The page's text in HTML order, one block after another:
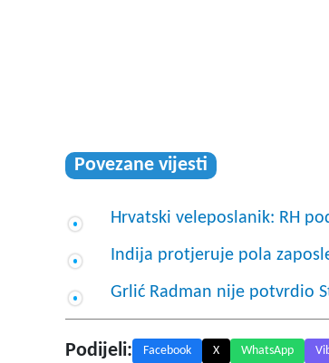
Povezane vijesti
Hrvatski veleposlanik: RH
Indija protjeruje pola
Grlić Radman nije potvrdio
Podijeli: Facebook X WhatsApp